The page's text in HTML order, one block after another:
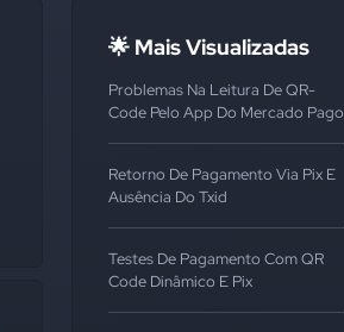
🌟 Mais Visualizadas
Problemas Na Leitura De QR-
Code Pelo App Do Mercado Pago
Retorno De Pagamento Via Pix E
Ausência Do Txid
Testes De Pagamento Com QR
Code Dinâmico E Pix